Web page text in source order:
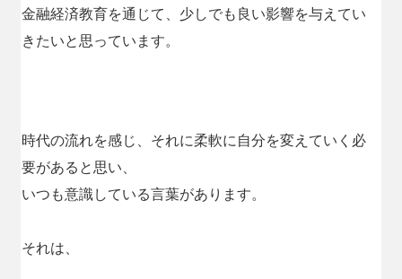
金融経済教育を通じて、少しでも良い影響を与えてい
きたいと思っています。
時代の流れを感じ、それに柔軟に自分を変えていく必
要があると思い、
いつも意識している言葉があります。
それは、